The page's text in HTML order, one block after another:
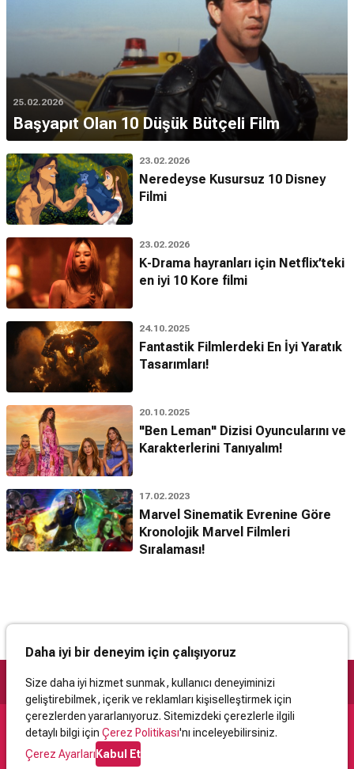
25.02.2026
Başyapıt Olan 10 Düşük Bütçeli Film
23.02.2026
Neredeyse Kusursuz 10 Disney
Filmi
23.02.2026
K-Drama hayranları için Netflix’teki
en iyi 10 Kore filmi
24.10.2025
Fantastik Filmlerdeki En İyi Yaratık
Tasarımları!
20.10.2025
"Ben Leman" Dizisi Oyuncularını ve
Karakterlerini Tanıyalım!
17.02.2023
Marvel Sinematik Evrenine Göre
Kronolojik Marvel Filmleri
Sıralaması!
Daha iyi bir deneyim için çalışıyoruz
Size daha iyi hizmet sunmak, kullanıcı deneyiminizi
geliştirebilmek, içerik ve reklamları kişiselleştirmek için
çerezlerden yararlanıyoruz. Sitemizdeki çerezlerle ilgili
detaylı bilgi için Çerez Politikası'nı inceleyebilirsiniz.
Çerez AyarlarıKabul Et
Destek
İletişimYardımKullanıcı Sözleşmesi